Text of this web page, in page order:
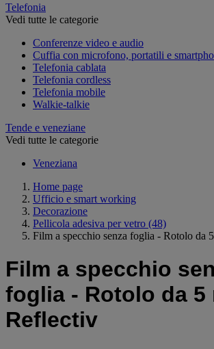
Telefonia
Vedi tutte le categorie
Conferenze video e audio
Cuffia con microfono, portatili e
Telefonia cablata
Telefonia cordless
Telefonia mobile
Walkie-talkie
Tende e veneziane
Vedi tutte le categorie
Veneziana
Home page
Ufficio e smart working
Decorazione
Pellicola adesiva per vetro (48)
Film a specchio senza foglia - Rotolo da
Film a specchio
foglia - Rotolo da 5
Reflectiv